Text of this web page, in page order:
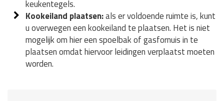
keukentegels.
Kookeiland plaatsen:als er voldoende ruimte is, kunt
u overwegen een kookeiland te plaatsen. Het is niet
mogelijk om hier een spoelbak of gasfornuis in te
plaatsen omdat hiervoor leidingen verplaatst moeten
worden.